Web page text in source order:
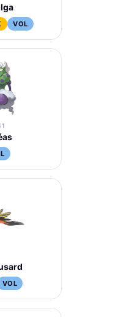
VOL
VOL